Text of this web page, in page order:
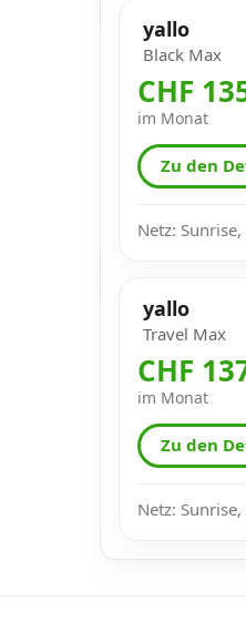
yallo
Black Max
CHF
im Monat
Zu den
Netz:
yallo
Travel Max
CHF
im Monat
Zu den
Netz: